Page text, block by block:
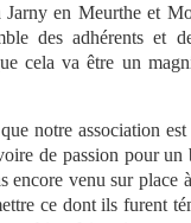
en Meurthe et
des adhérents et
cela va être un
notre association
de passion pour
encore venu sur
ce dont ils furent